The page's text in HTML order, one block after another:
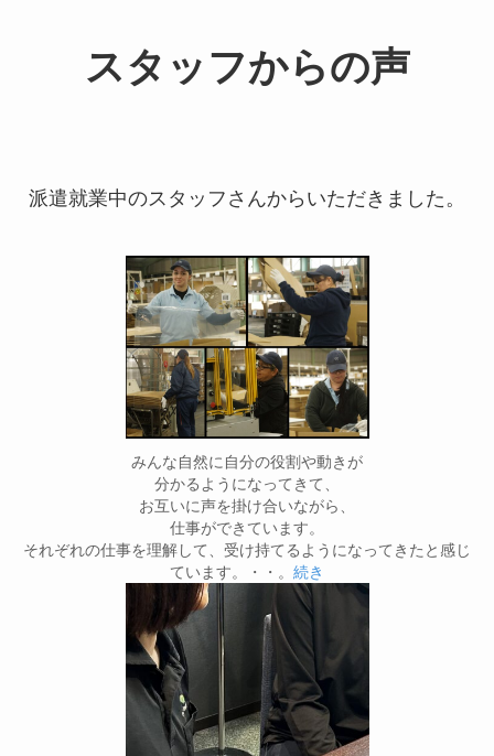
スタッフからの声
派遣就業中のスタッフさんからいただきました。
みんな自然に自分の役割や動きが
分かるようになってきて、
お互いに声を掛け合いながら、
仕事ができています。
それぞれの仕事を理解して、受け持てるようになってきたと感じ
ています。・・。 続き